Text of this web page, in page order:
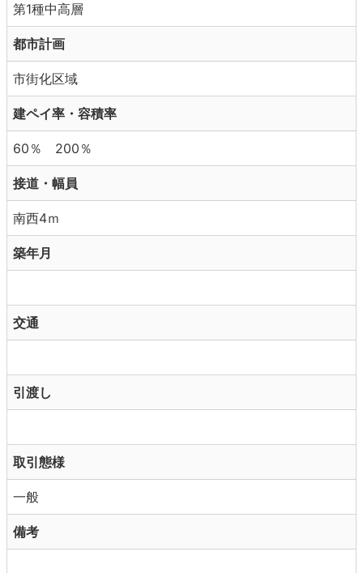
第1種中高層
都市計画
市街化区域
建ペイ率・容積率
60％ 200％
接道・幅員
南西4ｍ
築年月
交通
引渡し
取引態様
一般
備考